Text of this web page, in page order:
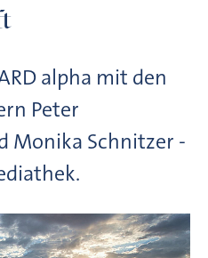
alpha mit den
Peter
Monika Schnitzer -